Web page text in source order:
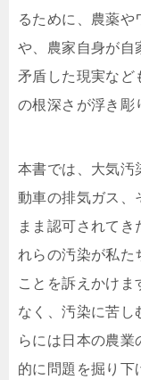
るために、農薬
や、農家自身が自
矛盾した現実など
の根深さが浮き彫
本書では、大気汚
動車の排気ガス、
まま認可されてき
れらの汚染が私た
ことを訴えかけま
なく、汚染に苦し
らには日本の農業
的に問題を掘り下